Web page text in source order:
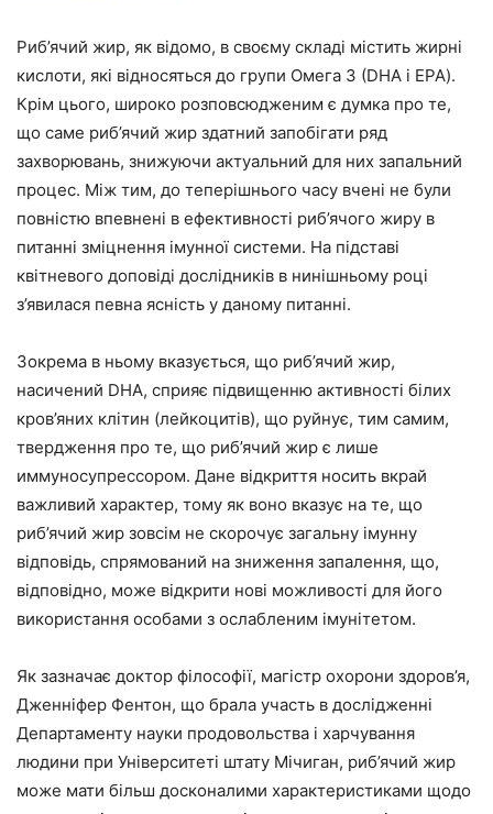
Риб’ячий жир, як відомо, в своєму складі містить жирні
кислоти, які відносяться до групи Омега 3 (DHA і EPA).
Крім цього, широко розповсюдженим є думка про те,
що саме риб’ячий жир здатний запобігати ряд
захворювань, знижуючи актуальний для них запальний
процес. Між тим, до теперішнього часу вчені не були
повністю впевнені в ефективності риб’ячого жиру в
питанні зміцнення імунної системи. На підставі
квітневого доповіді дослідників в нинішньому році
з’явилася певна ясність у даному питанні.
Зокрема в ньому вказується, що риб’ячий жир,
насичений DHA, сприяє підвищенню активності білих
кров’яних клітин (лейкоцитів), що руйнує, тим самим,
твердження про те, що риб’ячий жир є лише
иммуносупрессором. Дане відкриття носить вкрай
важливий характер, тому як воно вказує на те, що
риб’ячий жир зовсім не скорочує загальну імунну
відповідь, спрямований на зниження запалення, що,
відповідно, може відкрити нові можливості для його
використання особами з ослабленим імунітетом.
Як зазначає доктор філософії, магістр охорони здоров’я,
Дженніфер Фентон, що брала участь в дослідженні
Департаменту науки продовольства і харчування
людини при Університеті штату Мічиган, риб’ячий жир
може мати більш досконалими характеристиками щодо